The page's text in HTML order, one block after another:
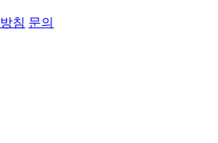
침 문의